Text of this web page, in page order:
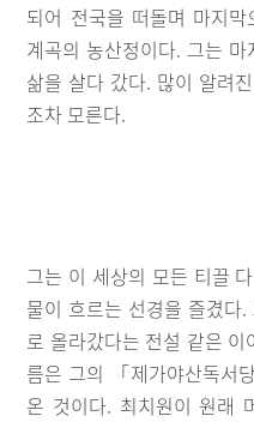
되어 전국을 떠돌며 마지
계곡의 농산정이다. 그는
삶을 살다 갔다. 많이 알려
조차 모른다.
그는 이 세상의 모든 티끌
물이 흐르는 선경을 즐겼다
로 올라갔다는 전설 같은 이
름은 그의 「제가야산독
온 것이다. 최치원이 원래